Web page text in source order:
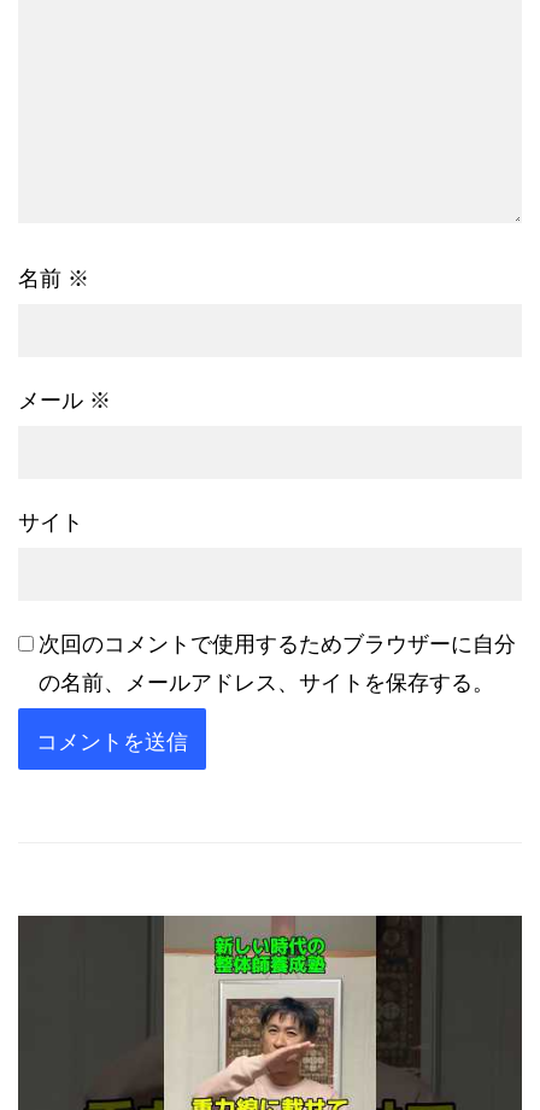
名前 ※
メール ※
サイト
次回のコメントで使用するためブラウザーに自分
の名前、メールアドレス、サイトを保存する。